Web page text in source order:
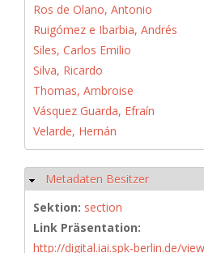
Ros de Olano, Antonio
Ruigómez e Ibarbia, Andrés
Siles, Carlos Emilio
Silva, Ricardo
Thomas, Ambroise
Vásquez Guarda, Efraín
Velarde, Hernán
Ausblenden
Metadaten Besitzer
Sektion: section
Link Präsentation:
http://digital.iai.spk-berlin.de/